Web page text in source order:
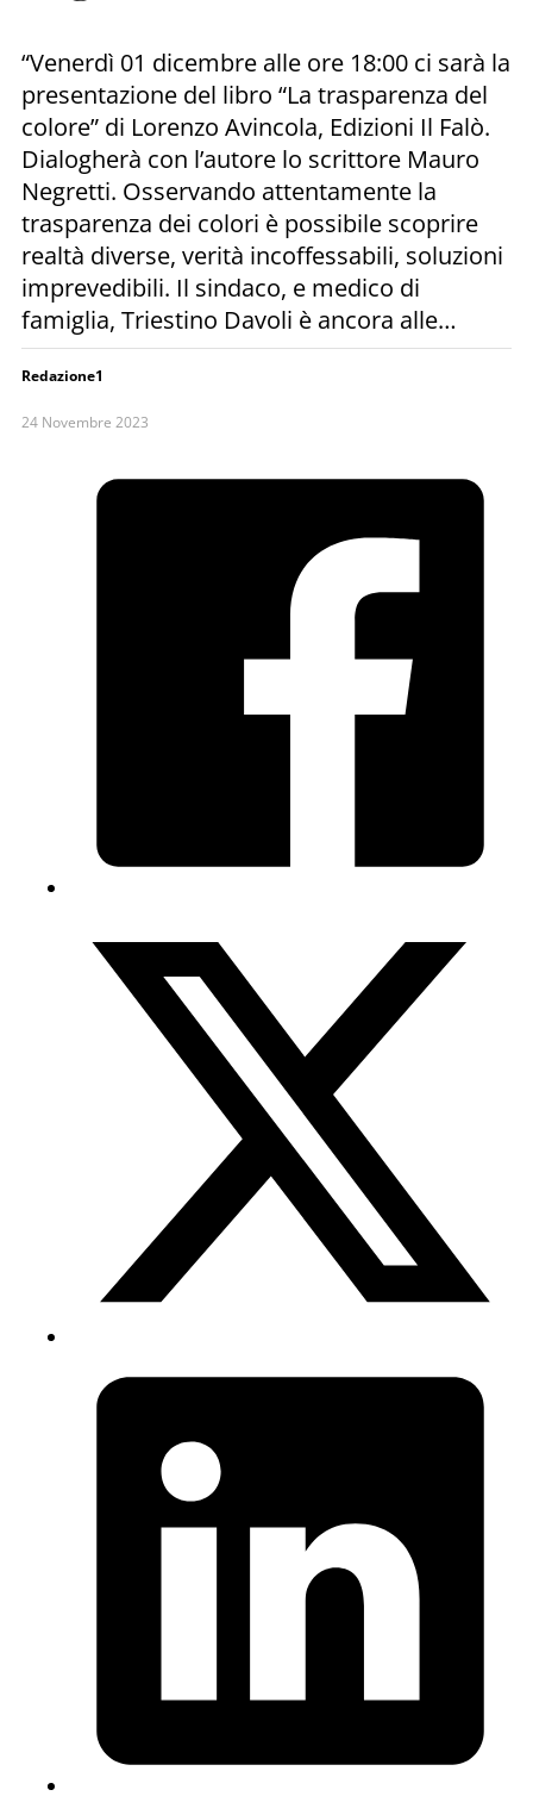
“Venerdì 01 dicembre alle ore 18:00 ci sarà la
presentazione del libro “La trasparenza del
colore” di Lorenzo Avincola, Edizioni Il Falò.
Dialogherà con l’autore lo scrittore Mauro
Negretti. Osservando attentamente la
trasparenza dei colori è possibile scoprire
realtà diverse, verità incoffessabili, soluzioni
imprevedibili. Il sindaco, e medico di
famiglia, Triestino Davoli è ancora alle…
Redazione1
24 Novembre 2023